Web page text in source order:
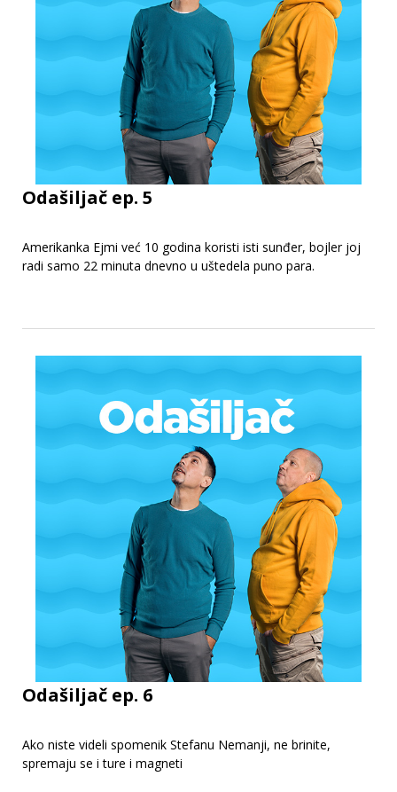
Odašiljač ep. 5
Amerikanka Ejmi već 10 godina koristi isti sunđer, bojler joj
radi samo 22 minuta dnevno u uštedela puno para.
Odašiljač ep. 6
Ako niste videli spomenik Stefanu Nemanji, ne brinite,
spremaju se i ture i magneti